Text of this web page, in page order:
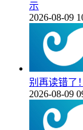
示
2026-08-09
别再读错了
2026-08-09